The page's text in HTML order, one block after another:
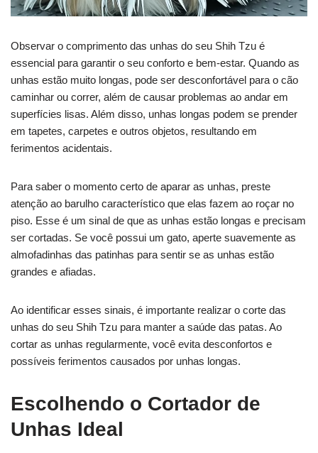
Observar o comprimento das unhas do seu Shih Tzu é
essencial para garantir o seu conforto e bem-estar. Quando as
unhas estão muito longas, pode ser desconfortável para o cão
caminhar ou correr, além de causar problemas ao andar em
superfícies lisas. Além disso, unhas longas podem se prender
em tapetes, carpetes e outros objetos, resultando em
ferimentos acidentais.
Para saber o momento certo de aparar as unhas, preste
atenção ao barulho característico que elas fazem ao roçar no
piso. Esse é um sinal de que as unhas estão longas e precisam
ser cortadas. Se você possui um gato, aperte suavemente as
almofadinhas das patinhas para sentir se as unhas estão
grandes e afiadas.
Ao identificar esses sinais, é importante realizar o corte das
unhas do seu Shih Tzu para manter a saúde das patas. Ao
cortar as unhas regularmente, você evita desconfortos e
possíveis ferimentos causados por unhas longas.
Escolhendo o Cortador de
Unhas Ideal